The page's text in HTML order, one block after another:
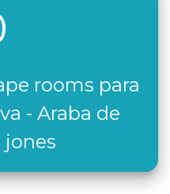
rooms para
- Araba de